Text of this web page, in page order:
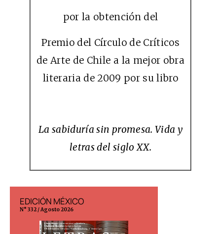
por la obtención del
Premio del Círculo de Críticos
de Arte de Chile a la mejor obra
literaria de 2009 por su libro
La sabiduría sin promesa. Vida y
letras del sigloXX.
EDICIÓN MÉXICO
N° 332 / Agosto 2026